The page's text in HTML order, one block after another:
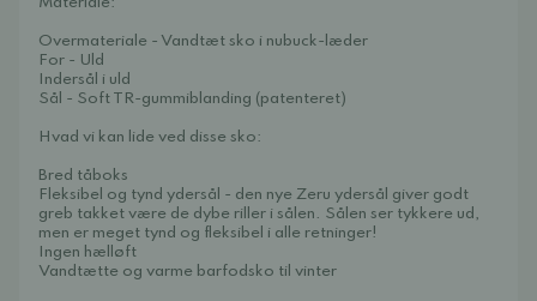
Overmateriale - Vandtæt sko i nubuck-læder
For - Uld
Indersål i uld
Sål - Soft TR-gummiblanding (patenteret)
Hvad vi kan lide ved disse sko:
Bred tåboks
Fleksibel og tynd ydersål - den nye Zeru ydersål giver godt
greb takket være de dybe riller i sålen. Sålen ser tykkere ud,
men er meget tynd og fleksibel i alle retninger!
Ingen hælløft
Vandtætte og varme barfodsko til vinter